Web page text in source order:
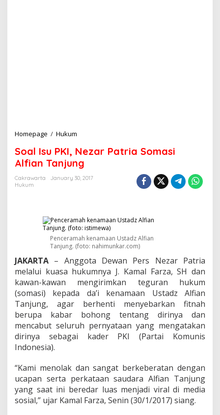
Homepage / Hukum
a
l
I
s
,
N
e
z
a
r
P
a
t
S
o
s
i
A
l
f
Soal Isu PKI, Nezar Patria Somasi
Alfian Tanjung
Cakrawarta
January 30, 2017
Hukum
Penceramah kenamaan Ustadz Alfian
Tanjung. (foto: nahimunkar.com)
JAKARTA – Anggota Dewan Pers Nezar Patria
melalui kuasa hukumnya J. Kamal Farza, SH dan
kawan-kawan mengirimkan teguran hukum
(somasi) kepada da’i kenamaan Ustadz Alfian
Tanjung, agar berhenti menyebarkan fitnah
berupa kabar bohong tentang dirinya dan
mencabut seluruh pernyataan yang mengatakan
dirinya sebagai kader PKI (Partai Komunis
Indonesia).
“Kami menolak dan sangat berkeberatan dengan
ucapan serta perkataan saudara Alfian Tanjung
yang saat ini beredar luas menjadi viral di media
sosial,” ujar Kamal Farza, Senin (30/1/2017) siang.